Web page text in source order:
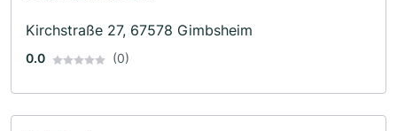
Kirchstraße 27, 67578 Gimbsheim
0.0 (0)